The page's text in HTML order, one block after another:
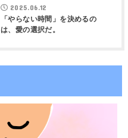
2025.06.12
「やらない時間」を決めるの
は、愛の選択だ。